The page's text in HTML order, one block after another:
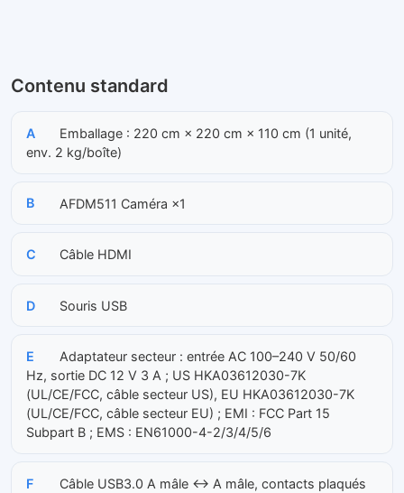
Contenu standard
A
Emballage : 220 cm × 220 cm × 110 cm (1 unité,
env. 2 kg/boîte)
B AFDM511 Caméra ×1
C Câble HDMI
D Souris USB
E
Adaptateur secteur : entrée AC 100–240 V 50/60
Hz, sortie DC 12 V 3 A ; US HKA03612030-7K
(UL/CE/FCC, câble secteur US), EU HKA03612030-7K
(UL/CE/FCC, câble secteur EU) ; EMI : FCC Part 15
Subpart B ; EMS : EN61000-4-2/3/4/5/6
F
Câble USB3.0 A mâle ↔ A mâle, contacts plaqués